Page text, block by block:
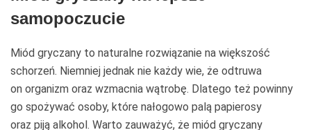
samopoczucie
Miód gryczany to naturalne rozwiązanie na większość
schorzeń. Niemniej jednak nie każdy wie, że odtruwa
on organizm oraz wzmacnia wątrobę. Dlatego też powinny
go spożywać osoby, które nałogowo palą papierosy
oraz piją alkohol. Warto zauważyć, że miód gryczany